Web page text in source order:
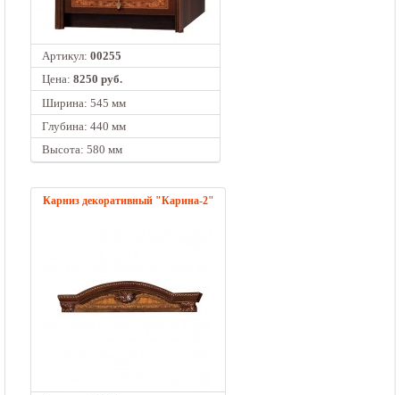
Артикул: 00255
Цена: 8250 руб.
Ширина: 545 мм
Глубина: 440 мм
Высота: 580 мм
Карниз декоративный "Карина-2"